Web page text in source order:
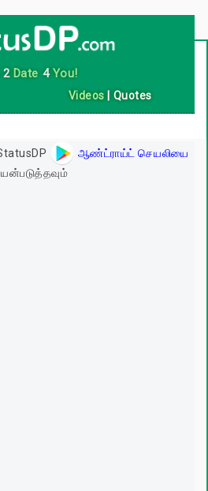
2Date 4You!
Videos Quotes
ஆண்ட்ராய்ட் செயலியை